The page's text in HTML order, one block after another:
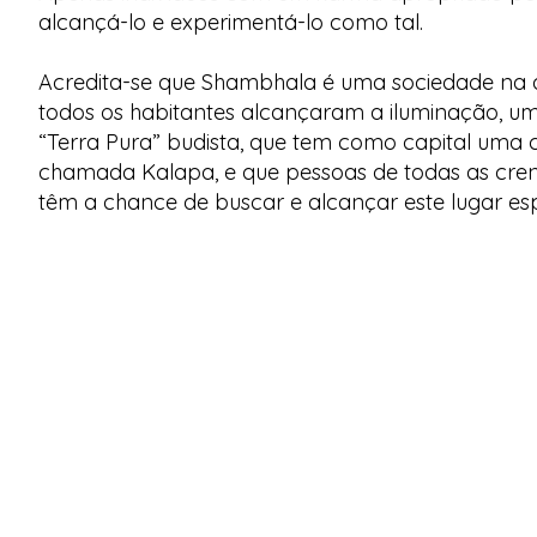
alcançá-lo e experimentá-lo como tal.
Acredita-se que Shambhala é uma sociedade na
todos os habitantes alcançaram a iluminação,
“Terra Pura” budista, que tem como capital uma
chamada Kalapa, e que pessoas de todas as
têm a chance de buscar e alcançar este lugar